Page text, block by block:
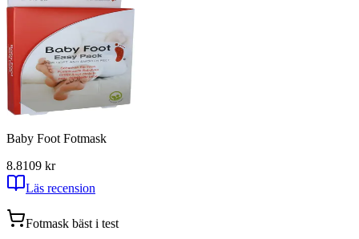
Baby Foot Fotmask
8.8109 kr
Läs recension
Fotmask bäst i test